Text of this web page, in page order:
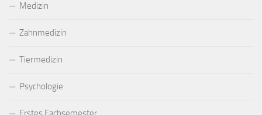
Medizin
Zahnmedizin
Tiermedizin
Psychologie